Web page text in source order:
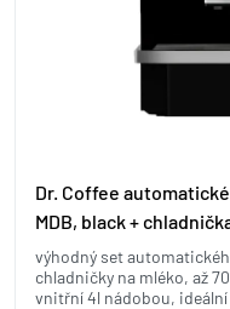
Dr. Coffee
MDB, black +
výhodný set
chladničky na mléko, až
vnitřní 4l nádobou,